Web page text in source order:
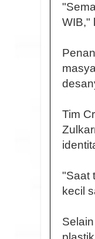
WIB,"
Tim
"Saat
kecil